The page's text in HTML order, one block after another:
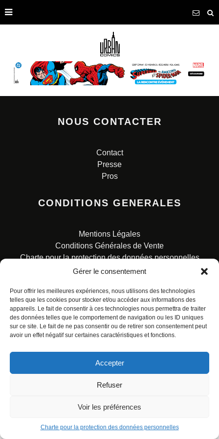
Gérer le consentement
Pour offrir les meilleures expériences, nous utilisons des technologies
telles que les cookies pour stocker et/ou accéder aux informations des
appareils. Le fait de consentir à ces technologies nous permettra de traiter
des données telles que le comportement de navigation ou les ID uniques
sur ce site. Le fait de ne pas consentir ou de retirer son consentement peut
avoir un effet négatif sur certaines caractéristiques et fonctions.
Accepter
Refuser
Voir les préférences
Charte pour la protection des données personnelles
NOUS CONTACTER
Contact
Presse
Pros
CONDITIONS GENERALES
Mentions Légales
Conditions Générales de Vente
Charte pour la protection des données personnelles
© ALL RIGHTS RESERVED. URBAN COMICS POUR LES
ÉDITIONS FRANÇAISES.